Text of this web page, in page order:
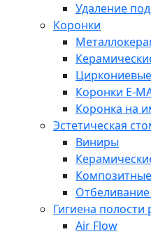
Удаление
Коронки
Коронки E-
Коронка на
Эстетическая
Виниры
Гигиена полости
Air Flow